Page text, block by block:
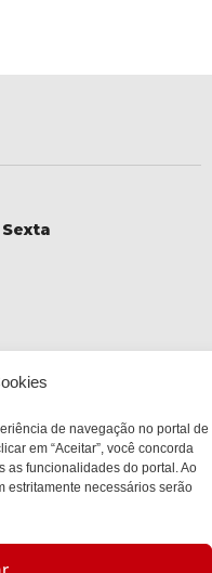
de navegação no portal de
em “Aceitar”, você concorda
as funcionalidades do portal. Ao
estritamente necessários serão